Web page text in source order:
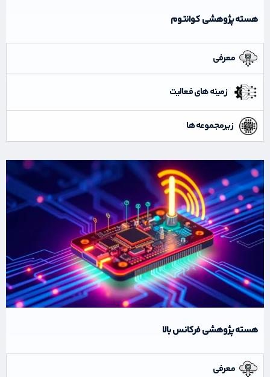
هسته پژوهشی کوانتوم
معرفی
زمینه های فعالیت
زیرمجموعه ها
هسته پژوهشی فرکانس بالا
معرفی